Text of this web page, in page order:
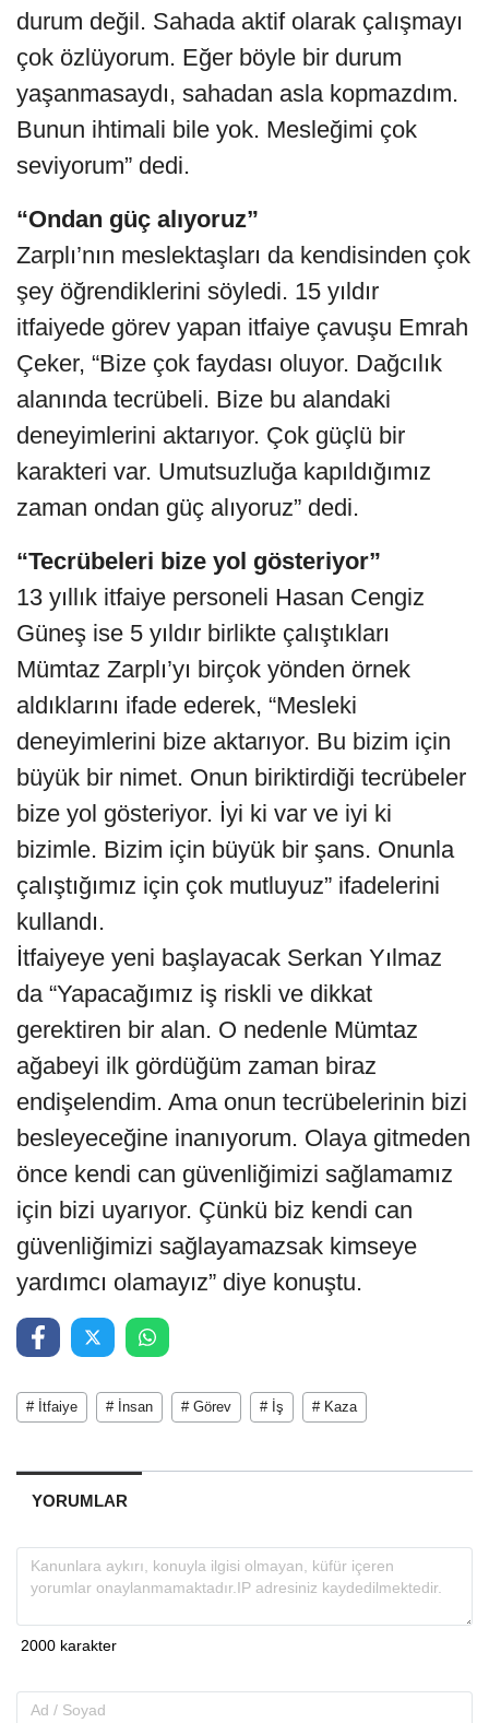
durum değil. Sahada aktif olarak çalışmayı
çok özlüyorum. Eğer böyle bir durum
yaşanmasaydı, sahadan asla kopmazdım.
Bunun ihtimali bile yok. Mesleğimi çok
seviyorum” dedi.
“Ondan güç alıyoruz”
Zarplı’nın meslektaşları da kendisinden çok
şey öğrendiklerini söyledi. 15 yıldır
itfaiyede görev yapan itfaiye çavuşu Emrah
Çeker, “Bize çok faydası oluyor. Dağcılık
alanında tecrübeli. Bize bu alandaki
deneyimlerini aktarıyor. Çok güçlü bir
karakteri var. Umutsuzluğa kapıldığımız
zaman ondan güç alıyoruz” dedi.
“Tecrübeleri bize yol gösteriyor”
13 yıllık itfaiye personeli Hasan Cengiz
Güneş ise 5 yıldır birlikte çalıştıkları
Mümtaz Zarplı’yı birçok yönden örnek
aldıklarını ifade ederek, “Mesleki
deneyimlerini bize aktarıyor. Bu bizim için
büyük bir nimet. Onun biriktirdiği tecrübeler
bize yol gösteriyor. İyi ki var ve iyi ki
bizimle. Bizim için büyük bir şans. Onunla
çalıştığımız için çok mutluyuz” ifadelerini
kullandı.
İtfaiyeye yeni başlayacak Serkan Yılmaz
da “Yapacağımız iş riskli ve dikkat
gerektiren bir alan. O nedenle Mümtaz
ağabeyi ilk gördüğüm zaman biraz
endişelendim. Ama onun tecrübelerinin bizi
besleyeceğine inanıyorum. Olaya gitmeden
önce kendi can güvenliğimizi sağlamamız
için bizi uyarıyor. Çünkü biz kendi can
güvenliğimizi sağlayamazsak kimseye
yardımcı olamayız” diye konuştu.
# İtfaiye # İnsan # Görev # İş # Kaza
YORUMLAR